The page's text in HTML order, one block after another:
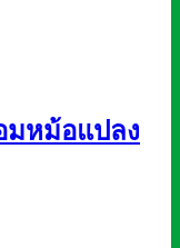
มหม้อแปลง